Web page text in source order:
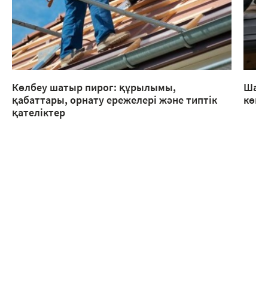
Көлбеу шатыр пирог: құрылымы,
қабаттары, орнату ережелері және типтік
қателіктер